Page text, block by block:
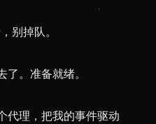
别掉队。
。准备就绪。
代理，把我的事件驱动